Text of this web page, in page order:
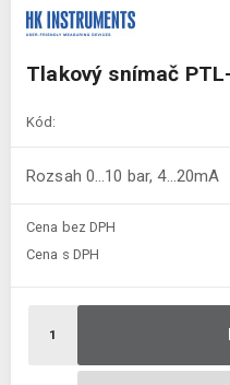
Tlakový snímač
Kód:
Rozsah 0…10 bar, 4…20mA
Cena bez DPH
Cena s DPH